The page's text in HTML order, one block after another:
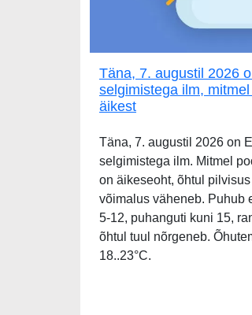
Täna, 7. augustil 2026
selgimistega ilm,
äikest
Täna, 7. augustil 2026 on
selgimistega ilm. Mitmel
on äikeseoht, õhtul
võimalus väheneb. Puhub
5-12, puhanguti kuni 15,
õhtul tuul nõrgeneb.
18..23°C.